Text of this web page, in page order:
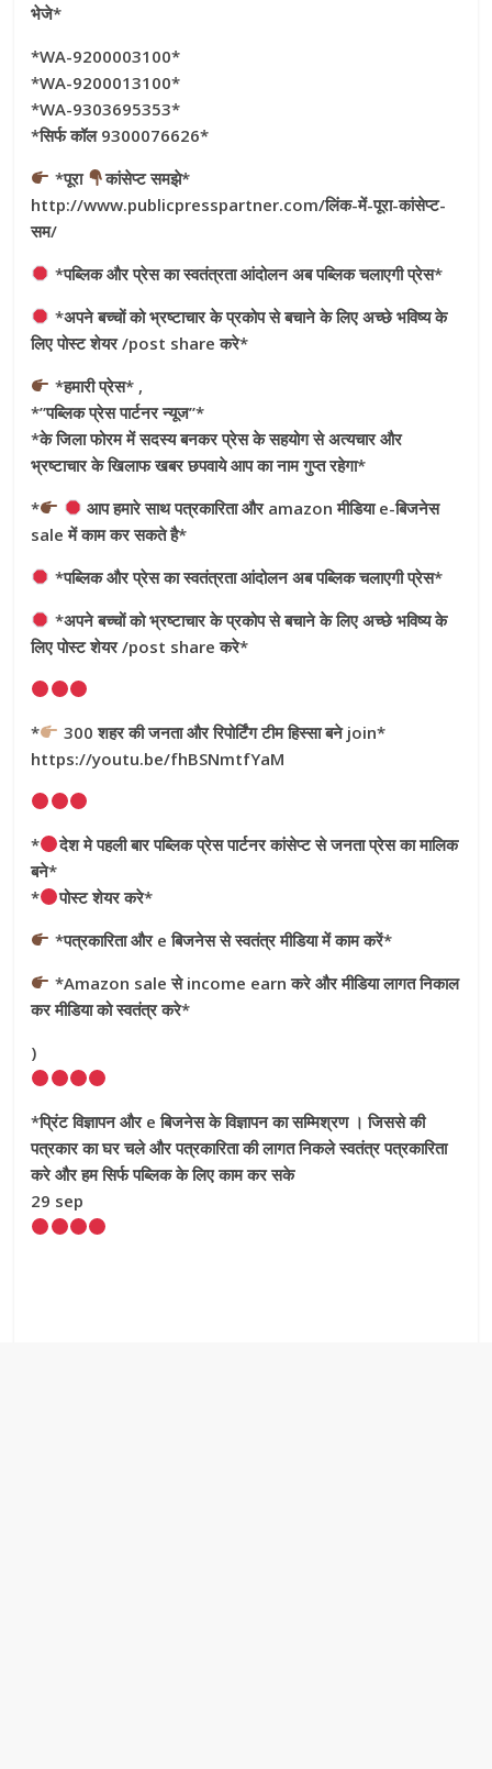
भेजे*
*WA-9200003100*
*WA-9200013100*
*WA-9303695353*
*सिर्फ कॉल 9300076626*
*पूरा
कांसेप्ट समझे*
http://www.publicpresspartner.com/लिंक-में-पूरा-कांसेप्ट-
सम/
*पब्लिक और प्रेस का स्वतंत्रता आंदोलन अब पब्लिक चलाएगी प्रेस*
*अपने बच्चों को भ्रष्टाचार के प्रकोप से बचाने के लिए अच्छे भविष्य के
लिए पोस्ट शेयर /post share करे*
*हमारी प्रेस* ,
*”पब्लिक प्रेस पार्टनर न्यूज”*
*के जिला फोरम में सदस्य बनकर प्रेस के सहयोग से अत्यचार और
भ्रष्टाचार के खिलाफ खबर छपवाये आप का नाम गुप्त रहेगा*
*
आप हमारे साथ पत्रकारिता और amazon मीडिया e-बिजनेस
sale में काम कर सकते है*
*पब्लिक और प्रेस का स्वतंत्रता आंदोलन अब पब्लिक चलाएगी प्रेस*
*अपने बच्चों को भ्रष्टाचार के प्रकोप से बचाने के लिए अच्छे भविष्य के
लिए पोस्ट शेयर /post share करे*
*
300 शहर की जनता और रिपोर्टिंग टीम हिस्सा बने join*
https://youtu.be/fhBSNmtfYaM
*
देश मे पहली बार पब्लिक प्रेस पार्टनर कांसेप्ट से जनता प्रेस का मालिक
बने*
*
पोस्ट शेयर करे*
*पत्रकारिता और e बिजनेस से स्वतंत्र मीडिया में काम करें*
*Amazon sale से income earn करे और मीडिया लागत निकाल
कर मीडिया को स्वतंत्र करे*
)
*प्रिंट विज्ञापन और e बिजनेस के विज्ञापन का सम्मिश्रण । जिससे की
पत्रकार का घर चले और पत्रकारिता की लागत निकले स्वतंत्र पत्रकारिता
करे और हम सिर्फ पब्लिक के लिए काम कर सके
29 sep